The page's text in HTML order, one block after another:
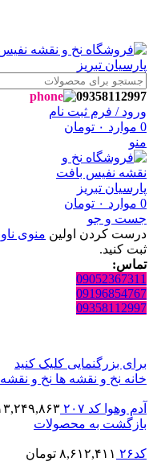
09358112997
ورود / فرم ثبت نام
0 موارد ۰ تومان
منو
0 موارد ۰ تومان
جست و جو
درست کردن اولین منوی
ثبت کنید.
تماس:
09052367311
09196854767
09358112997
برای بزرگنمایی کلیک کنید
خانه نخ و نقشه ها نخ و
آدم وهوا کد ۲۰۷
بازگشت به محصولات
کد۲۶ ۸,۶۱۲,۴۱۱ تومان